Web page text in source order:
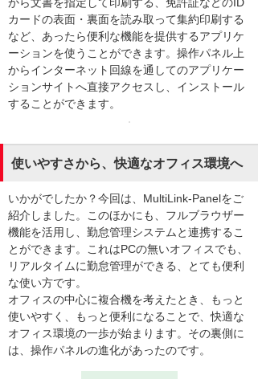
カードの表面・裏面を読み取って集約印刷する
など、あったら便利な機能を提供するアプリケ
ーションを使うことができます。操作パネル上
からインターネット回線を通してのアプリケー
ションサイトへ直接アクセスし、インストール
することができます。
使いやすさから、快適なオフィス環境へ
いかがでしたか？今回は、MultiLink-Panelをご
紹介しました。このほかにも、フルブラウザー
機能を活用し、勤怠管理システムと連携するこ
とができます。これはPCの無いオフィスでも、
リアルタイムに勤怠管理ができる、とても便利
な使い方です。
オフィスの中心に複合機を考えたとき、もっと
使いやすく、もっと便利になることで、快適な
オフィス環境の一歩が始まります。その裏側に
は、操作パネルの進化があったのです。